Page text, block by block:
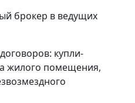
брокер в ведущих
купли-
жилого помещения,